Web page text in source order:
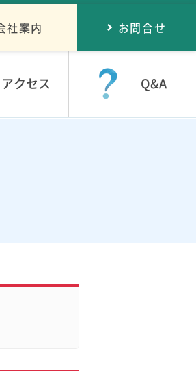
アクセス Q&A
社案内 お問合せ